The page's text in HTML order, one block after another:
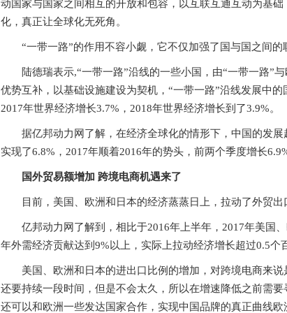
动国家与国家之间相互的开放和包容，以互联互通互动为基础
化，真正让全球化无死角。
“一带一路”的作用不容小觑，它不仅加强了国与国之间的
陆德瑞表示,“一带一路”沿线的一些小国，由“一带一路”
优势互补，以基础设施建设为契机，“一带一路”沿线发展中
2017年世界经济增长3.7%，2018年世界经济增长到了3.9%。
据亿邦动力网了解，在经济全球化的情形下，中国的发
实现了6.8%，2017年顺着2016年的势头，前两个季度增长
国外贸易额增加 跨境电商机遇来了
目前，美国、欧洲和日本的经济蒸蒸日上，拉动了外贸出
亿邦动力网了解到，相比于2016年上半年，2017年美国
年外需经济贡献达到9%以上，实际上拉动经济增长超过0.5个
美国、欧洲和日本的进出口比例的增加，对跨境电商来
还要持续一段时间，但是不会太久，所以在增速降低之前需
还可以和欧洲一些发达国家合作，实现中国品牌的真正曲线欧